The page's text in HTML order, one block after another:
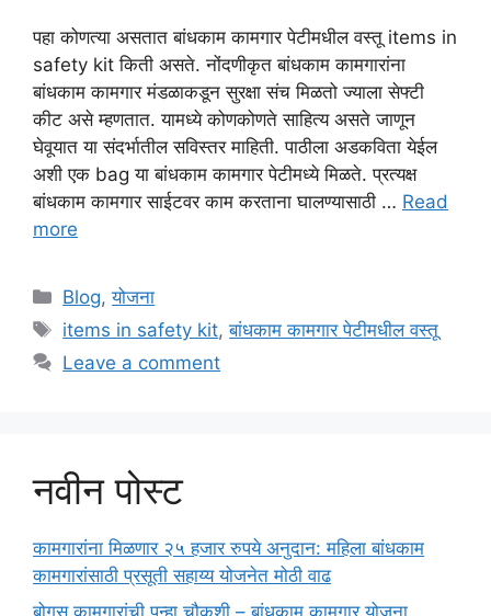
पहा कोणत्या असतात बांधकाम कामगार पेटीमधील वस्तू items in
safety kit किती असते. नोंदणीकृत बांधकाम कामगारांना
बांधकाम कामगार मंडळाकडून सुरक्षा संच मिळतो ज्याला सेफ्टी
कीट असे म्हणतात. यामध्ये कोणकोणते साहित्य असते जाणून
घेवूयात या संदर्भातील सविस्तर माहिती. पाठीला अडकविता येईल
अशी एक bag या बांधकाम कामगार पेटीमध्ये मिळते. प्रत्यक्ष
बांधकाम कामगार साईटवर काम करताना घालण्यासाठी … Read
more
Categories
Blog,योजना
Tags
items in safety kit,बांधकाम कामगार पेटीमधील वस्तू
Leave a comment
नवीन पोस्ट
कामगारांना मिळणार २५ हजार रुपये अनुदान: महिला बांधकाम
कामगारांसाठी प्रसूती सहाय्य योजनेत मोठी वाढ